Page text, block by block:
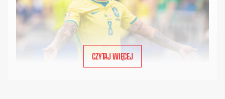
CZYTAJ WIĘCEJ